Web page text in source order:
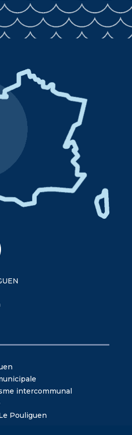
intercommunal
Pouliguen